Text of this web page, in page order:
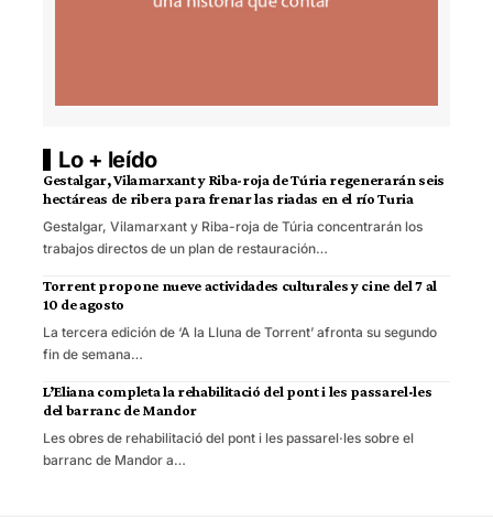
Lo + leído
Gestalgar, Vilamarxant y Riba-roja de Túria regenerarán seis
hectáreas de ribera para frenar las riadas en el río Turia
Gestalgar, Vilamarxant y Riba-roja de Túria concentrarán los
trabajos directos de un plan de restauración…
Torrent propone nueve actividades culturales y cine del 7 al
10 de agosto
La tercera edición de ‘A la Lluna de Torrent’ afronta su segundo
fin de semana…
L’Eliana completa la rehabilitació del pont i les passarel·les
del barranc de Mandor
Les obres de rehabilitació del pont i les passarel·les sobre el
barranc de Mandor a…